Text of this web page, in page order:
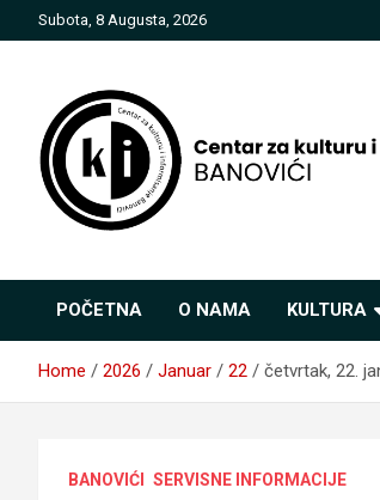
to
Subota, 8 Augusta, 2026
informisanje
POČETNA O NAMA KULTURA
Home 2026 Januar 22 četvrtak, 22.
BANOVIĆI SERVISNE INFORMACIJE